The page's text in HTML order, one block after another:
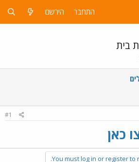
התחבר הירשם
בית
#1
כאן
You must log in or register to